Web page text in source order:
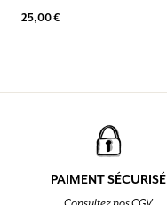
25,00 €
PAIMENT SÉCURISÉ